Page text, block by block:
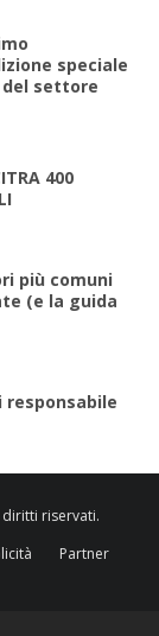
speciale
del settore
400
più comuni
(e la guida
responsabile
riservati.
Partner